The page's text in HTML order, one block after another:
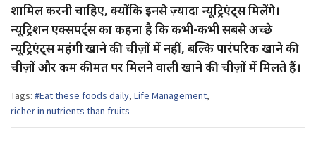
शामिल करनी चाहिए, क्योंकि इनसे ज़्यादा न्यूट्रिएंट्स मिलेंगे।
न्यूट्रिशन एक्सपर्ट्स का कहना है कि कभी-कभी सबसे अच्छे
न्यूट्रिएंट्स महंगी खाने की चीज़ों में नहीं, बल्कि पारंपरिक खाने की
चीज़ों और कम कीमत पर मिलने वाली खाने की चीज़ों में मिलते हैं।
Tags: #Eat these foods daily, Life Management,
richer in nutrients than fruits